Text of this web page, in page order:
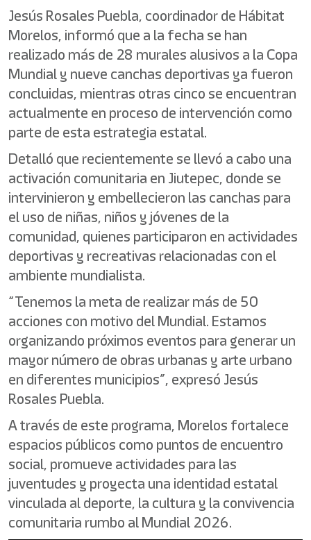
Jesús Rosales Puebla, coordinador de Hábitat
Morelos, informó que a la fecha se han
realizado más de 28 murales alusivos a la Copa
Mundial y nueve canchas deportivas ya fueron
concluidas, mientras otras cinco se encuentran
actualmente en proceso de intervención como
parte de esta estrategia estatal.
Detalló que recientemente se llevó a cabo una
activación comunitaria en Jiutepec, donde se
intervinieron y embellecieron las canchas para
el uso de niñas, niños y jóvenes de la
comunidad, quienes participaron en actividades
deportivas y recreativas relacionadas con el
ambiente mundialista.
“Tenemos la meta de realizar más de 50
acciones con motivo del Mundial. Estamos
organizando próximos eventos para generar un
mayor número de obras urbanas y arte urbano
en diferentes municipios”, expresó Jesús
Rosales Puebla.
A través de este programa, Morelos fortalece
espacios públicos como puntos de encuentro
social, promueve actividades para las
juventudes y proyecta una identidad estatal
vinculada al deporte, la cultura y la convivencia
comunitaria rumbo al Mundial 2026.